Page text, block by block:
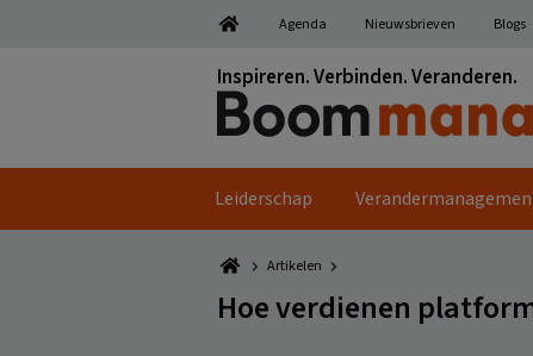
Agenda Nieuwsbrieven Blogs
Inspireren. Verbinden. Veranderen.
Leiderschap
Artikelen
Hoe verdienen